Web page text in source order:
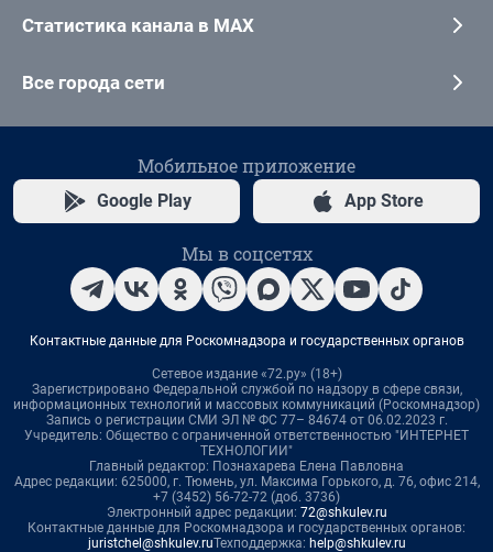
Статистика канала в MAX
Все города сети
Мобильное приложение
Google Play App Store
Мы в соцсетях
Контактные данные для Роскомнадзора и государственных органов
Сетевое издание «72.ру» (18+)
Зарегистрировано Федеральной службой по надзору в сфере связи,
информационных технологий и массовых коммуникаций (Роскомнадзор)
Запись о регистрации СМИ ЭЛ № ФС 77– 84674 от 06.02.2023 г.
Учредитель: Общество с ограниченной ответственностью "ИНТЕРНЕТ
ТЕХНОЛОГИИ"
Главный редактор: Познахарева Елена Павловна
Адрес редакции: 625000, г. Тюмень, ул. Максима Горького, д. 76, офис 214,
+7 (3452) 56-72-72 (доб. 3736)
Электронный адрес редакции: 72@shkulev.ru
Контактные данные для Роскомнадзора и государственных органов:
juristchel@shkulev.ruТехподдержка: help@shkulev.ru